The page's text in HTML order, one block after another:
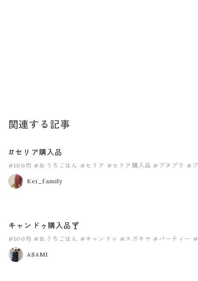
関連する記事
#セリア購入品
#100均 #おうちごはん #セリア #セリア購入品 #プチプラ #
Kei_family
キャンドゥ購入品🍸
#100均 #おうちごはん #キャンドゥ #スガキヤ #パーティー #
ASAMI